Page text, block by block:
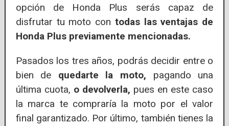
opción de Honda Plus serás capaz de
disfrutar tu moto con todas las ventajas de
Honda Plus previamente mencionadas.
Pasados los tres años, podrás decidir entre o
bien de quedarte la moto, pagando una
última cuota, o devolverla, pues en este caso
la marca te compraría la moto por el valor
final garantizado. Por último, también tienes la